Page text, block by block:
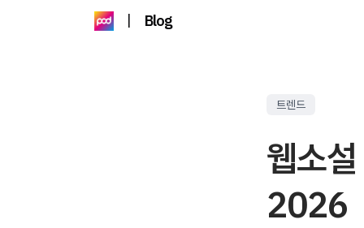
| Blog
트렌드
웹소
2026